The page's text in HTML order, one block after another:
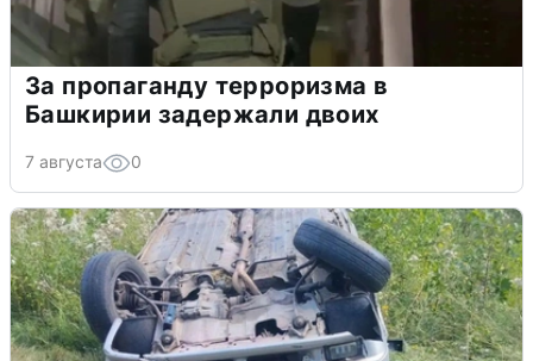
За пропаганду терроризма в
Башкирии задержали двоих
7 августа 0